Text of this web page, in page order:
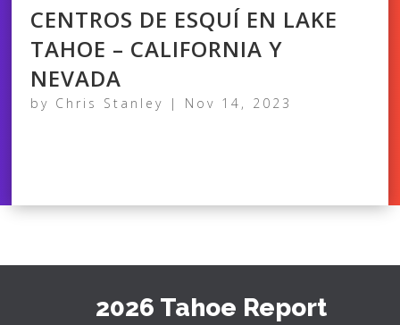
CENTROS DE ESQUÍ EN LAKE
TAHOE – CALIFORNIA Y
NEVADA
by Chris Stanley | Nov 14, 2023
2026 Tahoe Report